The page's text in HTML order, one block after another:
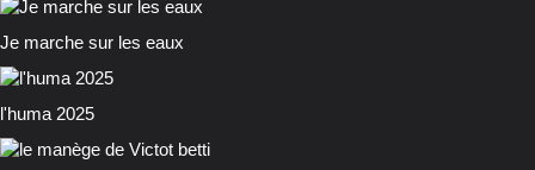
Je marche sur les eaux
l'huma 2025